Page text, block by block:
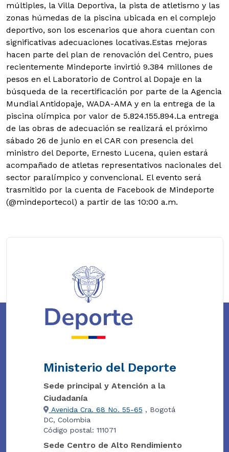
múltiples, la Villa Deportiva, la pista de atletismo y las
zonas húmedas de la piscina ubicada en el complejo
deportivo, son los escenarios que ahora cuentan con
significativas adecuaciones locativas.Estas mejoras
hacen parte del plan de renovación del Centro, pues
recientemente Mindeporte invirtió 9.384 millones de
pesos en el Laboratorio de Control al Dopaje en la
búsqueda de la recertificación por parte de la Agencia
Mundial Antidopaje, WADA-AMA y en la entrega de la
piscina olímpica por valor de 5.824.155.894.La entrega
de las obras de adecuación se realizará el próximo
sábado 26 de junio en el CAR con presencia del
ministro del Deporte, Ernesto Lucena, quien estará
acompañado de atletas representativos nacionales del
sector paralímpico y convencional. El evento será
trasmitido por la cuenta de Facebook de Mindeporte
(@mindeportecol) a partir de las 10:00 a.m.
Ministerio del Deporte
Sede principal y Atención a la
Ciudadanía
Avenida Cra. 68 No. 55-65 , Bogotá
DC, Colombia
Código postal: 111071
Sede Centro de Alto Rendimiento